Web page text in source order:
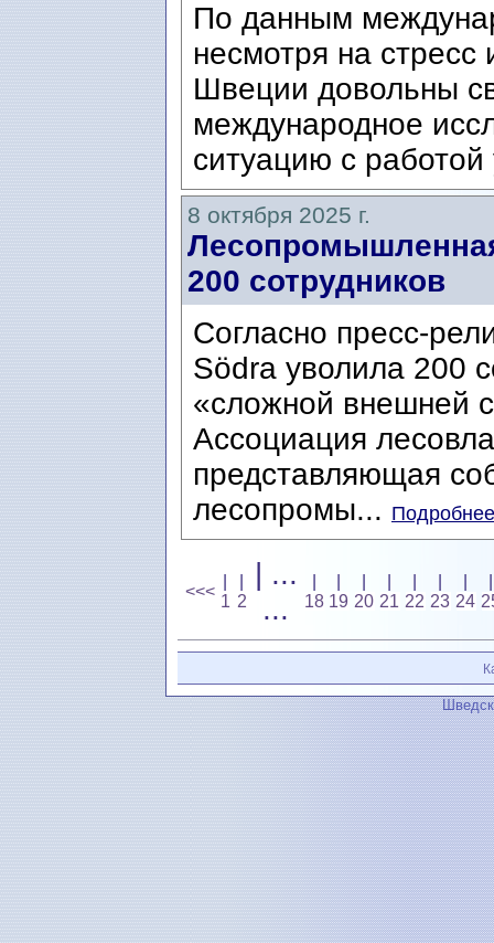
По данным
несмотря на
Швеции довольны
международное
ситуацию с
8 октября 2025 г.
200 сотрудников
Согласно пресс-
Södra уволила 200
«сложной внешней
Ассоциация
представляющая
лесопромы...
<<<
1 2
| ...
...
18 19 20 21 22 23 24